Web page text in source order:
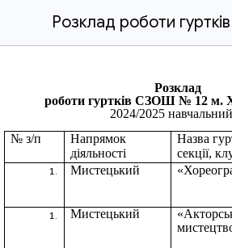
Розклад
роботи гуртків СЗОШ № 12 м.
2024/2025
№ з/п
Напрямок
діяльності
Назва
секції,
Мистецький
Мистецький